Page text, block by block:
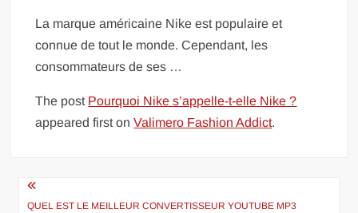
La marque américaine Nike est populaire et
connue de tout le monde. Cependant, les
consommateurs de ses …
The post Pourquoi Nike s’appelle-t-elle Nike ?
appeared first onValimero Fashion Addict.
Navigation
QUEL EST LE MEILLEUR CONVERTISSEUR YOUTUBE MP3